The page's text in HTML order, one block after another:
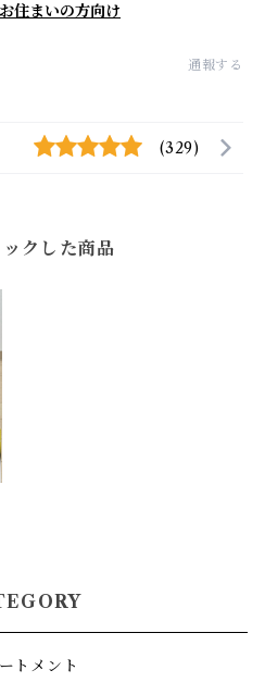
住まいの方向け
通報する
(329)
クした商品
トメント